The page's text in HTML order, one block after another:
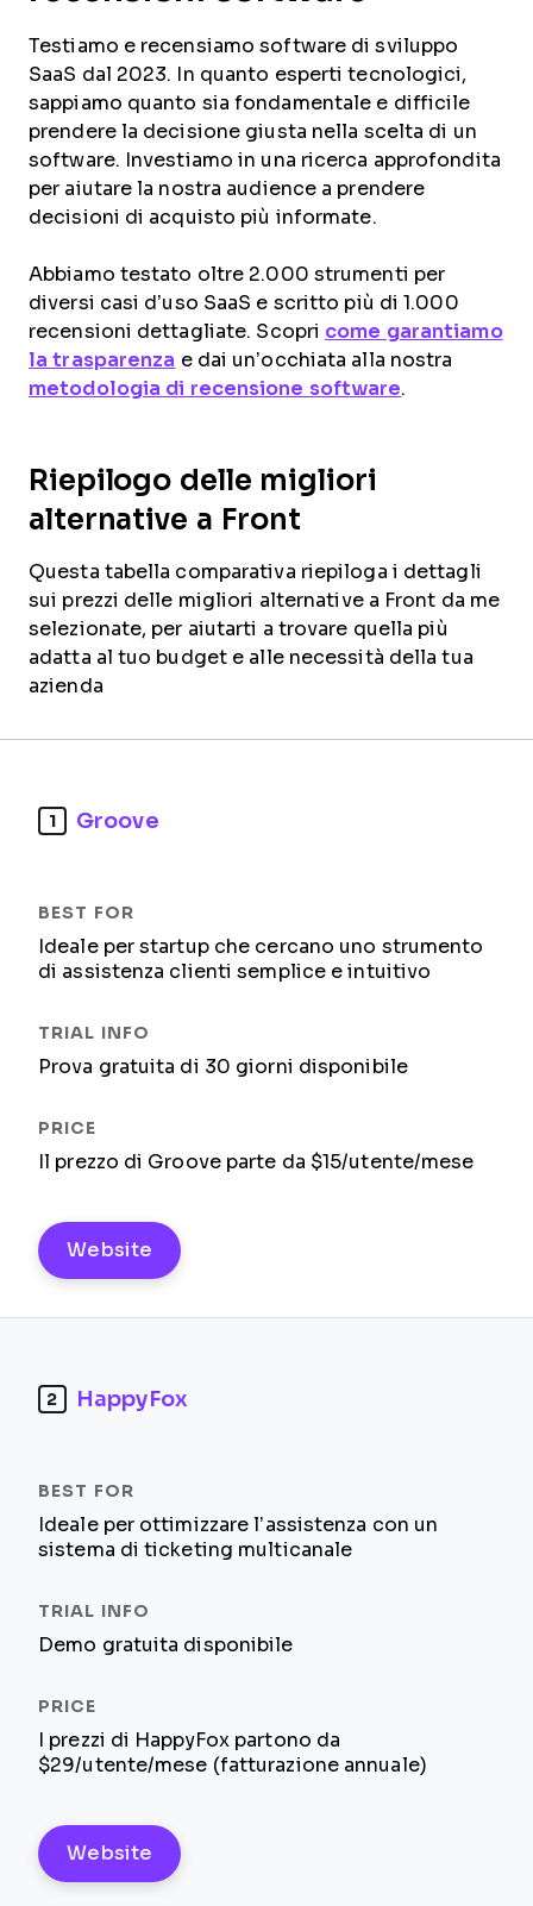
Testiamo e recensiamo software di sviluppo
SaaS dal 2023. In quanto esperti tecnologici,
sappiamo quanto sia fondamentale e difficile
prendere la decisione giusta nella scelta di un
software. Investiamo in una ricerca approfondita
per aiutare la nostra audience a prendere
decisioni di acquisto più informate.
Abbiamo testato oltre 2.000 strumenti per
diversi casi d’uso SaaS e scritto più di 1.000
recensioni dettagliate. Scopri come garantiamo
la trasparenza e dai un’occhiata alla nostra
metodologia di recensione software.
Riepilogo delle migliori
alternative a Front
Questa tabella comparativa riepiloga i dettagli
sui prezzi delle migliori alternative a Front da me
selezionate, per aiutarti a trovare quella più
adatta al tuo budget e alle necessità della tua
azienda
1 Groove
Ideale per startup che cercano uno strumento
di assistenza clienti semplice e intuitivo
Prova gratuita di 30 giorni disponibile
Il prezzo di Groove parte da $15/utente/mese
Website
2 HappyFox
Ideale per ottimizzare l’assistenza con un
sistema di ticketing multicanale
Demo gratuita disponibile
I prezzi di HappyFox partono da
$29/utente/mese (fatturazione annuale)
Website